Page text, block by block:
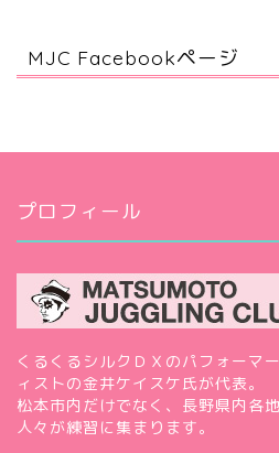
MJC Facebookページ
プロフィール
くるくるシルクＤＸのパフォーマ
ィストの金井ケイスケ氏が代表。
松本市内だけでなく、長野県内各
人々が練習に集まります。